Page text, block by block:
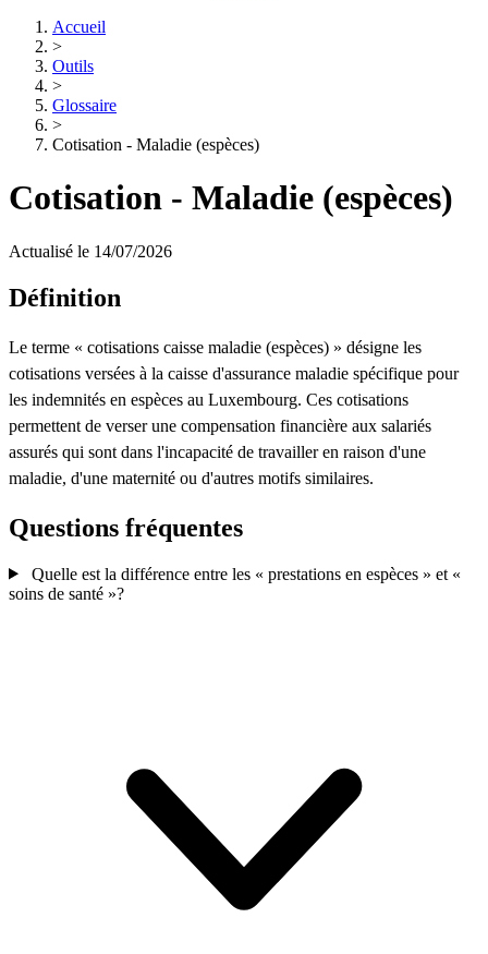
Accueil
>
Outils
>
Glossaire
>
Cotisation - Maladie (espèces)
Cotisation - Maladie (espèces)
Actualisé le 14/07/2026
Définition
Le terme « cotisations caisse maladie (espèces) » désigne les
cotisations versées à la caisse d'assurance maladie spécifique pour
les indemnités en espèces au Luxembourg. Ces cotisations
permettent de verser une compensation financière aux salariés
assurés qui sont dans l'incapacité de travailler en raison d'une
maladie, d'une maternité ou d'autres motifs similaires.
Questions fréquentes
Quelle est la différence entre les « prestations en espèces » et «
soins de santé »?